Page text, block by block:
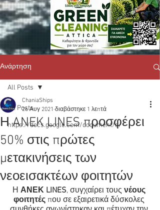
Ανάρτηση
All Posts
https://docs.google.com/document/d/
All Posts
Η ANEK LINES προσφέρει
50% στις πρώτες
μετακινήσεις των
νεοεισακτέων φοιτητών
ChaniaShips
26 Αυγ 2021 διαβάστηκε 1 λεπτά
Η ΑΝΕΚ LINES, συγχαίρει τους νέους
φοιτητές που σε εξαιρετικά δύσκολες